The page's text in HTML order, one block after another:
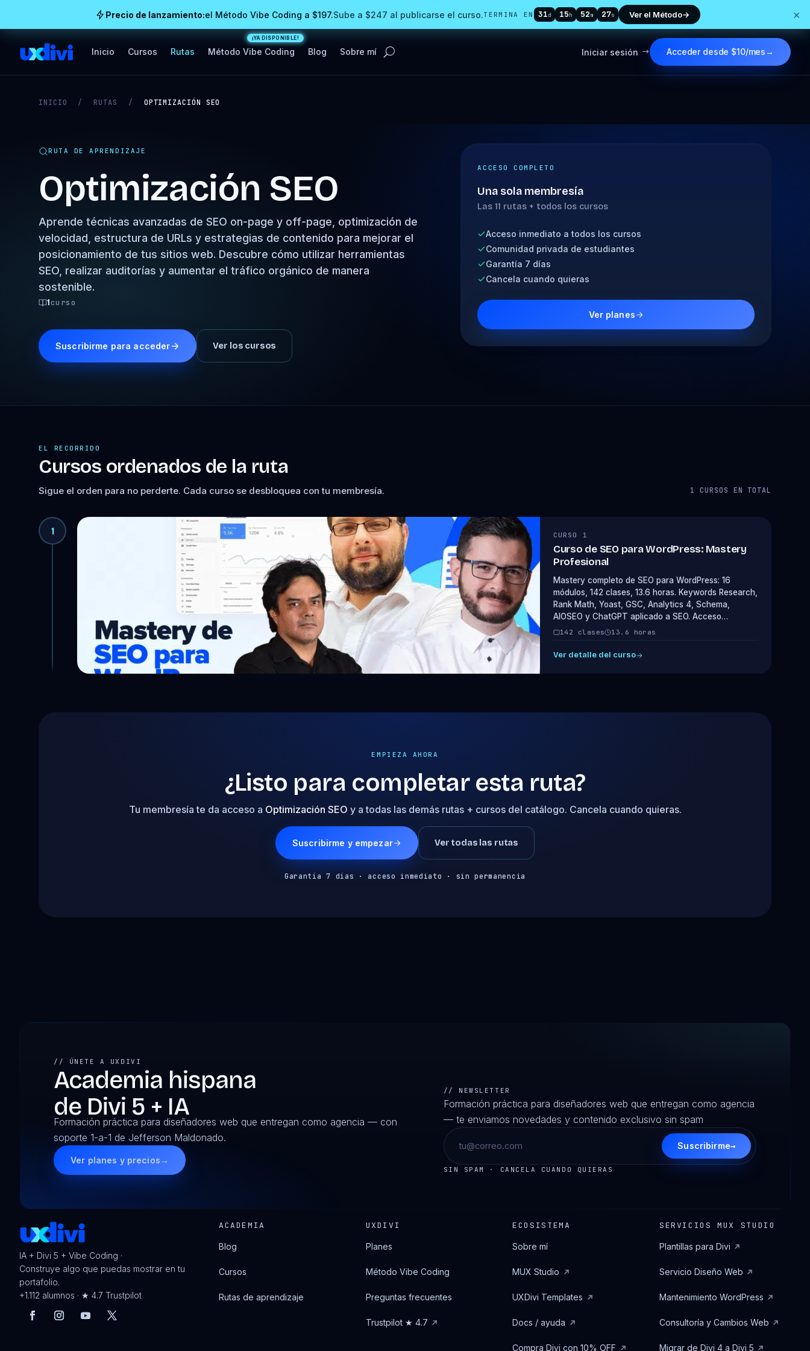
Precio de lanzamiento:el Método Vibe Coding a $197.Sube a $247 al publicarse el curso.TERMINA EN 31d 15h 52m 26s Ver el Método→ ×
Inicio Cursos Rutas Método Vibe Coding Blog Sobre mí $
Iniciar sesión Acceder desde $10/mes→
INICIO / RUTAS / OPTIMIZACIÓN SEO
RUTA DE APRENDIZAJE
Optimización SEO
Aprende técnicas avanzadas de SEO on-page y off-page, optimización de
velocidad, estructura de URLs y estrategias de contenido para mejorar el
posicionamiento de tus sitios web. Descubre cómo utilizar herramientas
SEO, realizar auditorías y aumentar el tráfico orgánico de manera
sostenible.
1curso
Suscribirme para acceder Ver los cursos
ACCESO COMPLETO
Una sola membresía
Las 11 rutas + todos los cursos
Acceso inmediato a todos los cursos
Comunidad privada de estudiantes
Garantía 7 días
Cancela cuando quieras
Ver planes
EL RECORRIDO
Cursos ordenados de la ruta
Sigue el orden para no perderte. Cada curso se desbloquea con tu membresía. 1 CURSOS EN TOTAL
1 CURSO 1
Curso de SEO para WordPress: Mastery
Profesional
Mastery completo de SEO para WordPress: 16
módulos, 142 clases, 13.6 horas. Keywords Research,
Rank Math, Yoast, GSC, Analytics 4, Schema,
AIOSEO y ChatGPT aplicado a SEO. Acceso…
142 clases 13.6 horas
Ver detalle del curso
EMPIEZA AHORA
¿Listo para completar esta ruta?
Tu membresía te da acceso a Optimización SEO y a todas las demás rutas + cursos del catálogo. Cancela cuando quieras.
Suscribirme y empezar Ver todas las rutas
Garantía 7 días · acceso inmediato · sin permanencia
// ÚNETE A UXDIVI
Academia hispana
de Divi 5 + IA
Formación práctica para diseñadores web que entregan como agencia — con
soporte 1-a-1 de Jefferson Maldonado.
Ver planes y precios →
// NEWSLETTER
Formación práctica para diseñadores web que entregan como agencia
— te enviamos novedades y contenido exclusivo sin spam
Suscribirme→
SIN SPAM · CANCELA CUANDO QUIERAS
IA + Divi 5 + Vibe Coding ·
Construye algo que puedas mostrar en tu
portafolio.
+1.112 alumnos · ★ 4.7 Trustpilot
ACADEMIA
Blog
Cursos
Rutas de aprendizaje
UXDIVI
Planes
Método Vibe Coding
Preguntas frecuentes
Trustpilot ★ 4.7
ECOSISTEMA
Sobre mí
MUX Studio
UXDivi Templates
Docs / ayuda
Compra Divi con 10% OFF
SERVICIOS MUX STUDIO
Plantillas para Divi
Servicio Diseño Web
Mantenimiento WordPress
Consultoría y Cambios Web
Migrar de Divi 4 a Divi 5